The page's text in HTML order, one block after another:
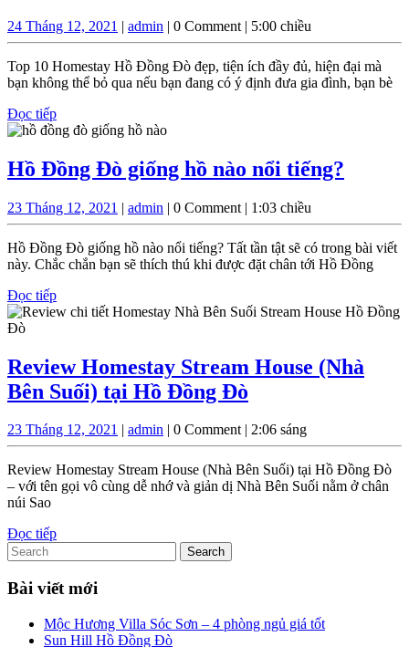
đêm
Homestay
Hồ
Đồng
nhất,
tiện
ích
đầy
đủ,
đại
24 Tháng 12, 2021 24
Tháng
12,
2021
| admin admin
| 0 Comment | 5:00 chiều
Top 10 Homestay Hồ Đồng Đò đẹp, tiện ích đầy đủ, hiện đại mà
bạn không thể bỏ qua nếu bạn đang có ý định đưa gia đình, bạn bè
Đọc tiếpĐọc
tiếp
Hồ Đồng Đò giống hồ nào nổi tiếng?
giống
hồ
nổi
23 Tháng 12, 2021 23
Tháng
12,
2021
| admin admin
| 0 Comment | 1:03 chiều
Hồ Đồng Đò giống hồ nào nổi tiếng? Tất tần tật sẽ có trong bài viết
này. Chắc chắn bạn sẽ thích thú khi được đặt chân tới Hồ Đồng
Đọc tiếpĐọc
tiếp
Review Homestay Stream House (Nhà
Bên Suối) tại Hồ Đồng Đò
Stream
House
(Nhà
Đồng
Đò
23 Tháng 12, 2021 23
Tháng
12,
2021
| admin admin
| 0 Comment | 2:06 sáng
Review Homestay Stream House (Nhà Bên Suối) tại Hồ Đồng Đò
– với tên gọi vô cùng dễ nhớ và giản dị Nhà Bên Suối nằm ở chân
núi Sao
Đọc tiếpĐọc
Search
for:
Bài viết mới
Mộc Hương Villa Sóc Sơn – 4 phòng ngủ giá tốt
Sun Hill Hồ Đồng Đò